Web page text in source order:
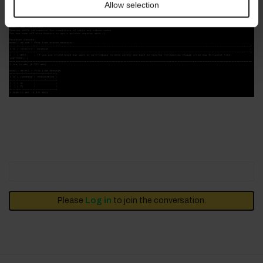
Allow selection
Une idée?
Please Log in to join the conversation.